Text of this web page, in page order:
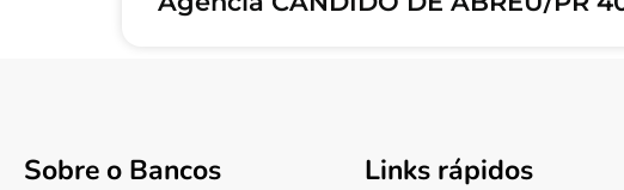
Sobre o Bancos Links rápidos